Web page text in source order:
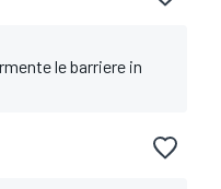
le barriere in